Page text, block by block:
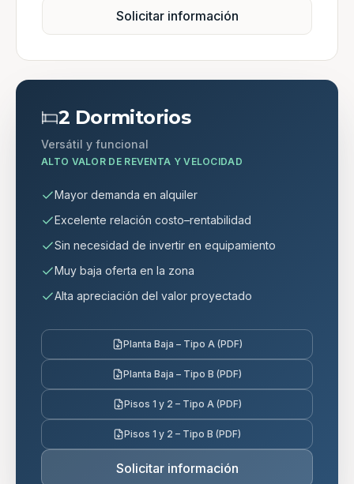
Solicitar información
2 Dormitorios
Versátil y funcional
ALTO VALOR DE REVENTA Y VELOCIDAD
Mayor demanda en alquiler
Excelente relación costo–rentabilidad
Sin necesidad de invertir en equipamiento
Muy baja oferta en la zona
Alta apreciación del valor proyectado
Planta Baja – Tipo A (PDF)
Planta Baja – Tipo B (PDF)
Pisos 1 y 2 – Tipo A (PDF)
Pisos 1 y 2 – Tipo B (PDF)
Solicitar información